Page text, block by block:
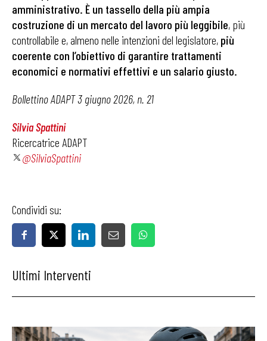
amministrativo. È un tassello della più ampia
costruzione di un mercato del lavoro più leggibile, più
controllabile e, almeno nelle intenzioni del legislatore, più
coerente con l’obiettivo di garantire trattamenti
economici e normativi effettivi e un salario giusto.
Bollettino ADAPT 3 giugno 2026, n. 21
Silvia Spattini
Ricercatrice ADAPT
@SilviaSpattini
Condividi su:
Ultimi Interventi